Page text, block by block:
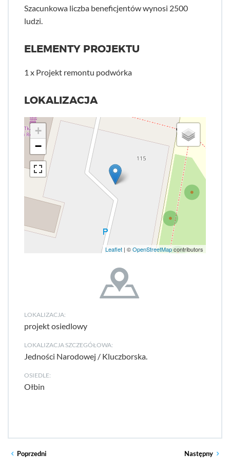
Szacunkowa liczba beneficjentów wynosi 2500
ludzi.
ELEMENTY PROJEKTU
1 x Projekt remontu podwórka
LOKALIZACJA
+
−
Leaflet | ©OpenStreetMapcontributors
LOKALIZACJA:
projekt osiedlowy
LOKALIZACJA SZCZEGÓŁOWA:
Jedności Narodowej / Kluczborska.
OSIEDLE:
Ołbin
Poprzedni Następny